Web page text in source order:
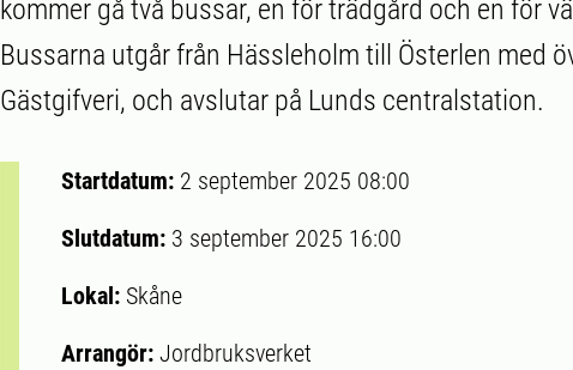
kommer gå två bussar, en för trädgård och en för
Bussarna utgår från Hässleholm till Österlen med
Gästgifveri, och avslutar på Lunds centralstation.
Startdatum: 2 september 2025 08:00
Slutdatum: 3 september 2025 16:00
Lokal: Skåne
Arrangör: Jordbruksverket